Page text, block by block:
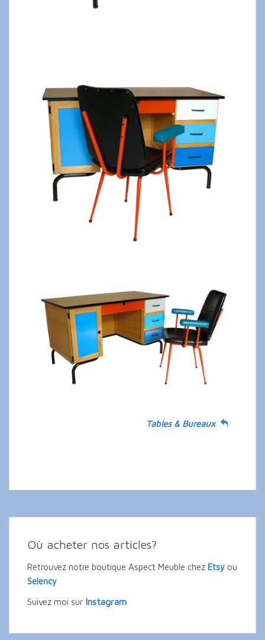
Tables & Bureaux
Où acheter nos articles?
Retrouvez notre boutique Aspect Meuble chez Etsy ou
Selency
Suivez moi sur Instagram